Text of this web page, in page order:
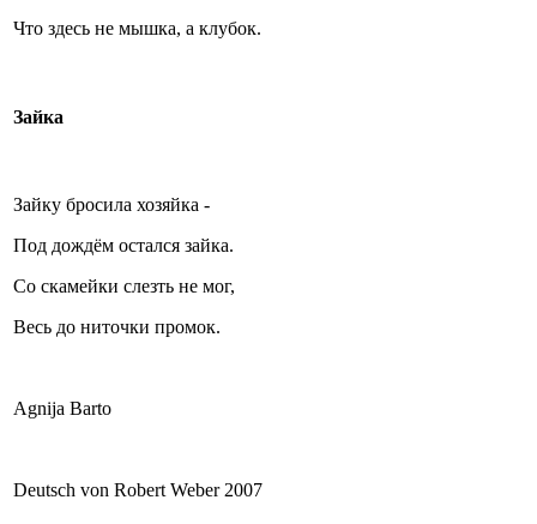
Что здесь не мышка, а клубок.
Зайка
Зайку бросила хозяйка -
Под дождём остался зайка.
Со скамейки слезть не мог,
Весь до ниточки промок.
Agnija Barto
Deutsch von Robert Weber 2007